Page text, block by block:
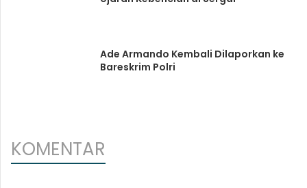
Ade Armando Kembali Dilaporkan ke
Bareskrim Polri
KOMENTAR